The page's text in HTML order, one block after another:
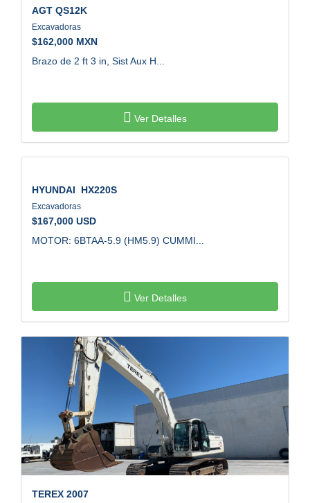
$162,000 MXN
Brazo de 2 ft 3 in, Sist Aux H...
HYUNDAI HX220S
$167,000 USD
MOTOR: 6BTAA-5.9 (HM5.9) CUMMI...
TEREX 2007
$ 1,100,000 MXN